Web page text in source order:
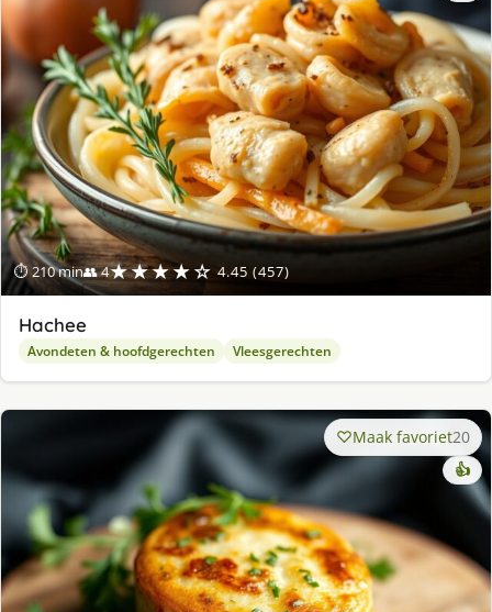
⏱ 210 min👥 4★★★★☆ 4.45 (457)
Hachee
Avondeten & hoofdgerechten Vleesgerechten
Maak favoriet20
👍